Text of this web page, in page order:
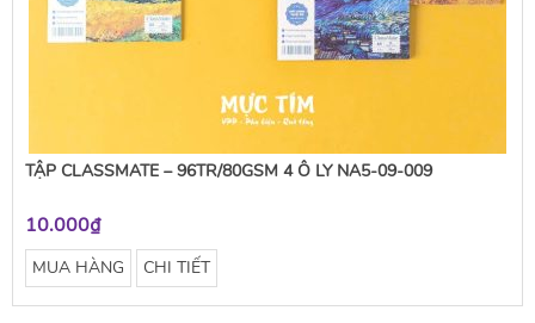
TẬP CLASSMATE – 96TR/80GSM 4 Ô LY NA5-09-009
10.000₫
MUA HÀNG CHI TIẾT